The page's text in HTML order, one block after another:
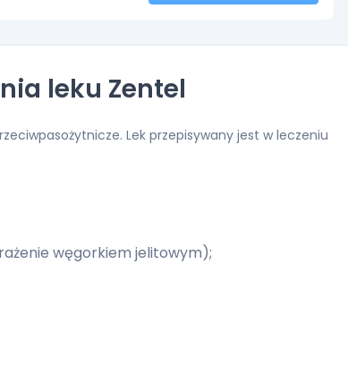
leku Zentel
Lek przepisywany jest w leczeniu
węgorkiem jelitowym);